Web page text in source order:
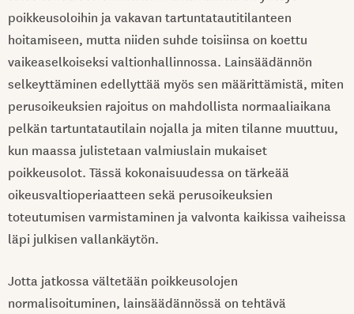
poikkeusoloihin ja vakavan tartuntatautitilanteen
hoitamiseen, mutta niiden suhde toisiinsa on koettu
vaikeaselkoiseksi valtionhallinnossa. Lainsäädännön
selkeyttäminen edellyttää myös sen määrittämistä, miten
perusoikeuksien rajoitus on mahdollista normaaliaikana
pelkän tartuntatautilain nojalla ja miten tilanne muuttuu,
kun maassa julistetaan valmiuslain mukaiset
poikkeusolot. Tässä kokonaisuudessa on tärkeää
oikeusvaltioperiaatteen sekä perusoikeuksien
toteutumisen varmistaminen ja valvonta kaikissa vaiheissa
läpi julkisen vallankäytön.
Jotta jatkossa vältetään poikkeusolojen
normalisoituminen, lainsäädännössä on tehtävä